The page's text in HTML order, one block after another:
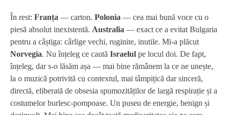
În rest: Franța — carton. Polonia — cea mai bună voce cu o
piesă absolut inexistentă. Australia — exact ce a evitat Bulgaria
pentru a câștiga: cârlige vechi, ruginite, inutile. Mi-a plăcut
Norvegia. Nu înțeleg ce caută Israelul pe locul doi. De fapt,
înțeleg, dar s-o lăsăm așa — mai bine rămânem la ce ne unește,
la o muzică potrivită cu contextul, mai tâmpițică dar sinceră,
directă, eliberată de obsesia spumozităților de largă respirație și a
costumelor burlesc-pompoase. Un puseu de energie, benign și